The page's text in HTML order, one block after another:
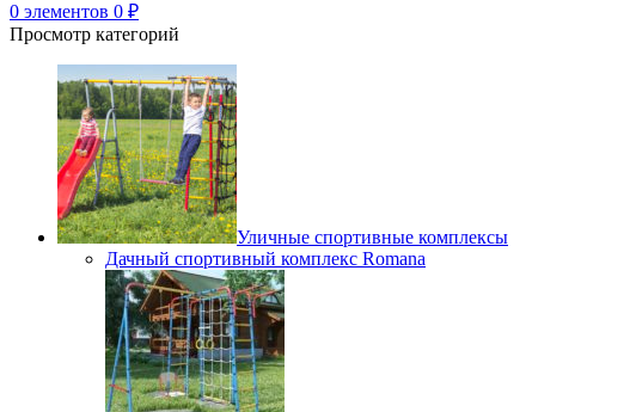
0 элементов 0 ₽
Просмотр категорий
Уличные спортивные комплексы
Дачный спортивный комплекс Romana